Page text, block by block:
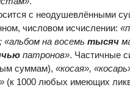
с неодушевлёнными
числовом исчислении:
на восемь тысяч
патронов». Частичные
суммам), «косая»,
(к 1000 любых имеющих